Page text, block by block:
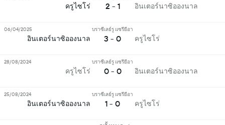
ครูไซโร่ 2 - 1 อินเตอร์นาซิอองนาล
อินเตอร์นาซิอองนาล
บราซีเลย์รู แซรียีอา
3 - 0 ครูไซโร่
06/04/2025
ครูไซโร่
บราซีเลย์รู แซรียีอา
0 - 0 อินเตอร์นาซิอองนาล
28/08/2024
อินเตอร์นาซิอองนาล
บราซีเลย์รู แซรียีอา
1 - 0 ครูไซโร่
25/08/2024